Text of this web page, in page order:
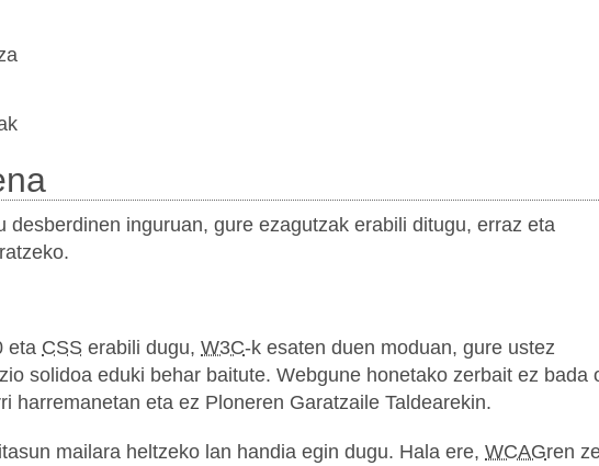
inguruan, gure ezagutzak erabili ditugu, erraz eta
eta CSS erabili dugu, W3C-k esaten duen moduan, gure ustez
solidoa eduki behar baitute. Webgune honetako zerbait ez bada
harremanetan eta ez Ploneren Garatzaile Taldearekin.
mailara heltzeko lan handia egin dugu. Hala ere, WCAGren